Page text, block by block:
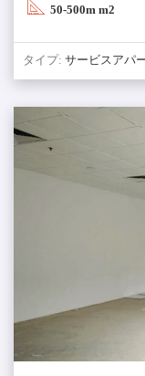
50-500m m2
タイプ: サービスアパ